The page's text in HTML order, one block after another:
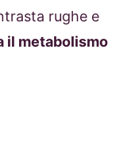
rughe e
il metabolismo